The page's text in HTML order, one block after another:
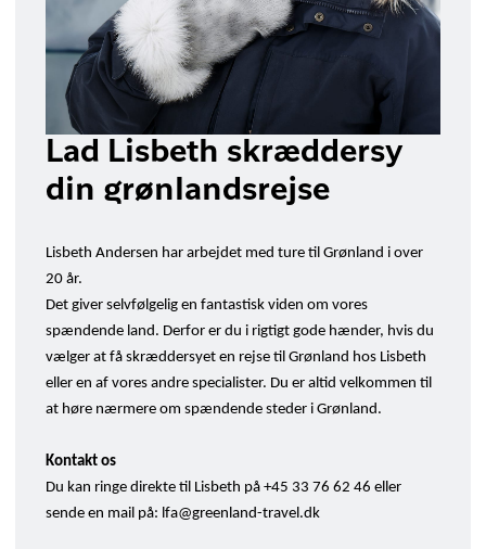
Lad Lisbeth skræddersy
din grønlandsrejse
Lisbeth Andersen har arbejdet med ture til Grønland i over
20 år.
Det giver selvfølgelig en fantastisk viden om vores
spændende land. Derfor er du i rigtigt gode hænder, hvis du
vælger at få skræddersyet en rejse til Grønland hos Lisbeth
eller en af vores andre specialister. Du er altid velkommen til
at høre nærmere om spændende steder i Grønland.
Kontakt os
Du kan ringe direkte til Lisbeth på +45 33 76 62 46 eller
sende en mail på: lfa@greenland-travel.dk